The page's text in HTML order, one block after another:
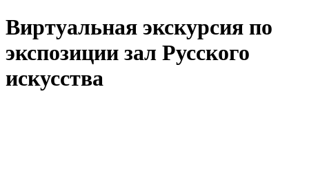
Виртуальная экскурсия по
экспозиции зал Русского
искусства